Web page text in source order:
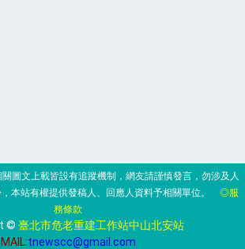
關圖文上載皆設有追蹤機制，網友請謹慎發言，勿涉及人
本站有權提供發稿人、回應人資料予相關單位。 ◎服
務條款
© 臺北市危老重建工作站中山北安站
MAIL:tnewscc@gmail.com